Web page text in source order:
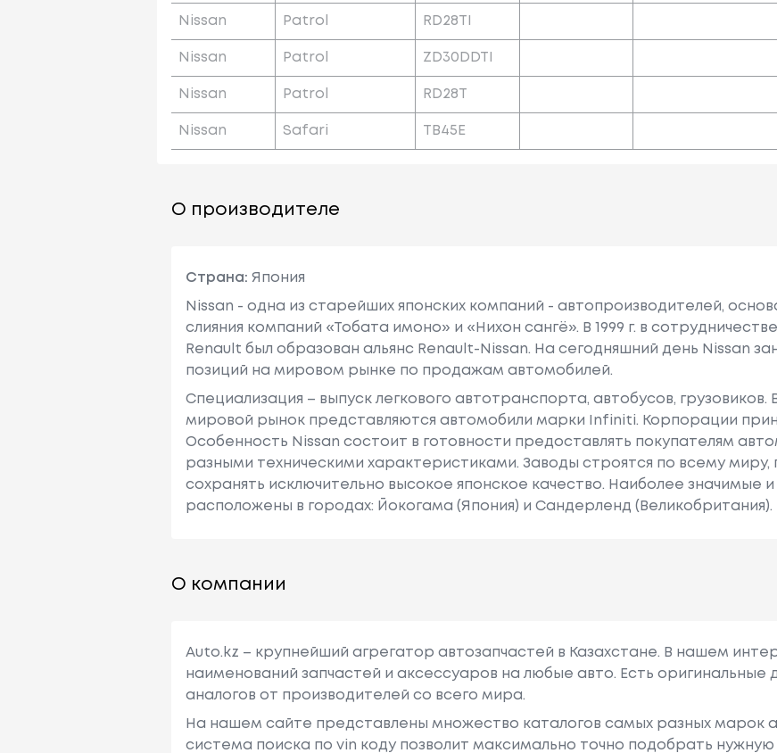
Nissan Patrol RD28TI
Nissan Patrol ZD30DDTI
Nissan Patrol RD28T
Nissan Safari TB45E
О производителе
Страна: Япония
Nissan - одна из старейших японских компаний - автопроизводителей,
слияния компаний «Тобата имоно» и «Нихон сангё». В 1999 г. в
Renault был образован альянс Renault-Nissan. На сегодняшний день Nissan
позиций на мировом рынке по продажам автомобилей.
Специализация – выпуск легкового автотранспорта, автобусов,
мировой рынок представляются автомобили марки Infiniti. Корпорации
Особенность Nissan состоит в готовности предоставлять покупателям
разными техническими характеристиками. Заводы строятся по всему миру,
сохранять исключительно высокое японское качество. Наиболее значимые
расположены в городах: Йокогама (Япония) и Сандерленд (Великобритания).
О компании
Auto.kz – крупнейший агрегатор автозапчастей в Казахстане. В нашем
наименований запчастей и аксессуаров на любые авто. Есть
аналогов от производителей со всего мира.
На нашем сайте представлены множество каталогов самых разных марок
система поиска по vin коду позволит максимально точно подобрать нужную